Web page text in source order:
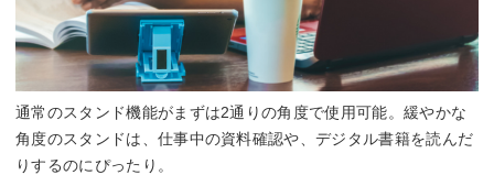
通常のスタンド機能がまずは2通りの角度で使用可能。緩やかな
角度のスタンドは、仕事中の資料確認や、デジタル書籍を読んだ
りするのにぴったり。